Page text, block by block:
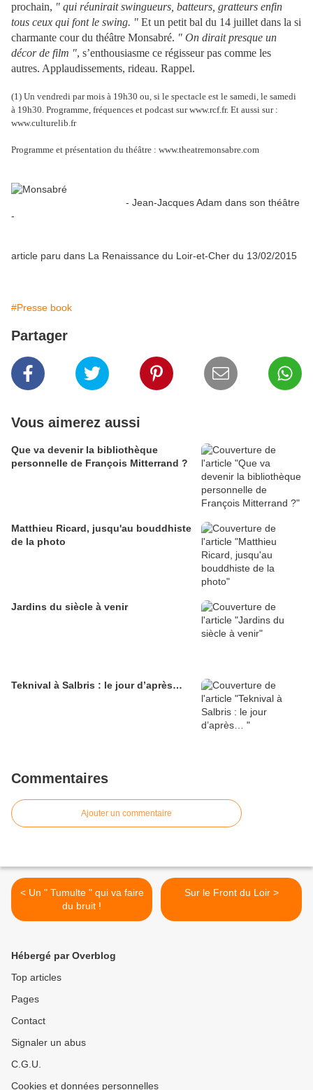
prochain, " qui réunirait swingueurs, batteurs, gratteurs enfin
tous ceux qui font le swing. " Et un petit bal du 14 juillet dans la si
charmante cour du théâtre Monsabré. " On dirait presque un
décor de film ", s’enthousiasme ce régisseur pas comme les
autres. Applaudissements, rideau. Rappel.
(1) Un vendredi par mois à 19h30 ou, si le spectacle est le samedi, le samedi
à 19h30. Programme, fréquences et podcast sur www.rcf.fr. Et aussi sur :
www.culturelib.fr
Programme et présentation du théâtre : www.theatremonsabre.com
- Jean-Jacques Adam dans son théâtre
-
article paru dans La Renaissance du Loir-et-Cher du 13/02/2015
#Presse book
Partager
Vous aimerez aussi
Que va devenir la bibliothèque
personnelle de François Mitterrand ?
Matthieu Ricard, jusqu'au bouddhiste
de la photo
Jardins du siècle à venir
Teknival à Salbris : le jour d’après…
Commentaires
Ajouter un commentaire
< Un " Tumulte " qui va faire
du bruit !
Sur le Front du Loir >
Hébergé par Overblog
Top articles
Pages
Contact
Signaler un abus
C.G.U.
Cookies et données personnelles